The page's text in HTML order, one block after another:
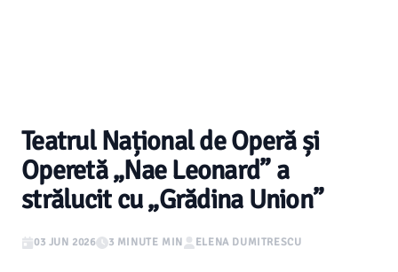
Teatrul Național de Operă și
Operetă „Nae Leonard” a
strălucit cu „Grădina Union”
03 JUN 2026 3 MINUTE MIN ELENA DUMITRESCU